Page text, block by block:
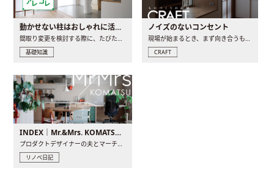
動かせない柱はおしゃれに活用！柱を魅せるリノベーション(リノベ)4選
間取り変更を検討する際に、たびたび皆さんの頭を悩ませる動か..
基礎知識
ノイズのないコンセント
現場が始まるとき、まず向き合うものの一つがコンセントです..
CRAFT
INDEX｜Mr.&Mrs. KOMATSU renovation diary
プロダクトデザイナーの夫とマーチャンダイザーの妻が、夫婦で..
リノベ日記